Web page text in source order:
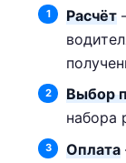
Расчёт
Выбор
набора
Оплата